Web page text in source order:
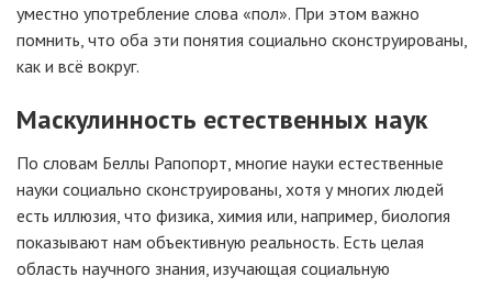
уместно употребление слова «пол». При этом важно
помнить, что оба эти понятия социально сконструированы,
как и всё вокруг.
Маскулинность естественных наук
По словам Беллы Рапопорт, многие науки естественные
науки социально сконструированы, хотя у многих людей
есть иллюзия, что физика, химия или, например, биология
показывают нам объективную реальность. Есть целая
область научного знания, изучающая социальную